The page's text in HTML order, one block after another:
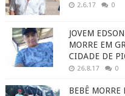
2.6.17 0
JOVEM
MORRE EM
CIDADE DE
26.8.17 0
BEBÊ MORRE